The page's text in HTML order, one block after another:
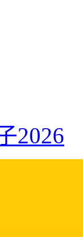
2026